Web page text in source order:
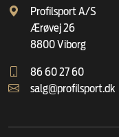
Profilsport A/S
Ærøvej 26
8800 Viborg
86 60 27 60
salg@profilsport.dk